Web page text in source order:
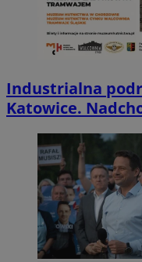
Industrialna
Katowice.